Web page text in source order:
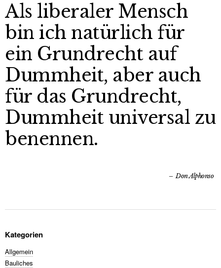
Als liberaler Mensch
bin ich natürlich für
ein Grundrecht auf
Dummheit, aber auch
für das Grundrecht,
Dummheit universal zu
benennen.
Don Alphonso
Kategorien
Allgemein
Bauliches